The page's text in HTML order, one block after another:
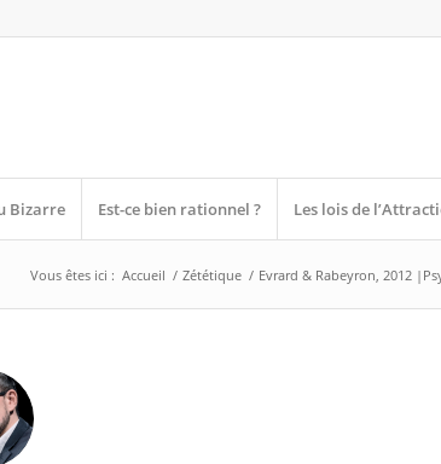
Bizarre Est-ce bien rationnel ? Les lois de
Vous êtes ici : Accueil / Zététique / Evrard & Rabeyron, 2012